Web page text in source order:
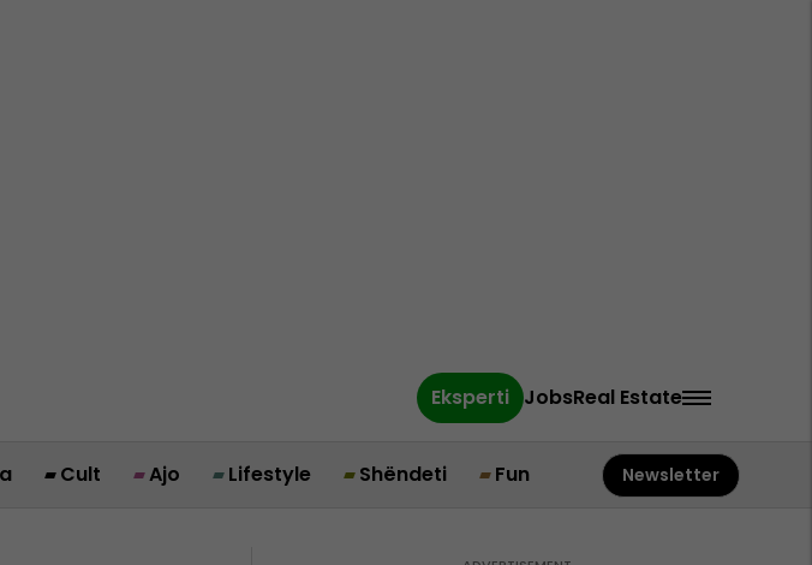
Eksperti JobsReal Estate
Cult Ajo Lifestyle Shëndeti Fun Newsletter